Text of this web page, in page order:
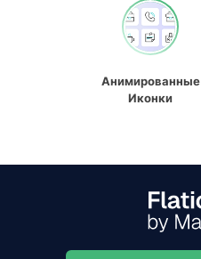
Анимированные
Иконки